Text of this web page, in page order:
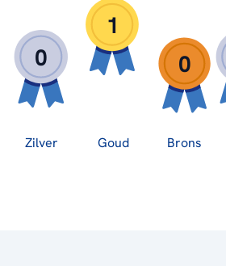
0
1
0
Zilver Goud Brons